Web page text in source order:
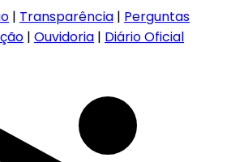
| Transparência | Perguntas
| Ouvidoria | Diário Oficial